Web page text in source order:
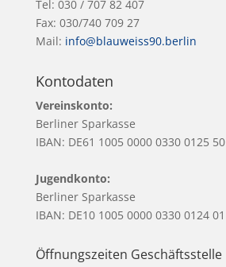
Tel: 030 / 707 82 407
Fax: 030/740 709 27
Mail: info@blauweiss90.berlin
Kontodaten
Vereinskonto:
Berliner Sparkasse
IBAN: DE61 1005 0000 0330 0125 50
Jugendkonto:
Berliner Sparkasse
IBAN: DE10 1005 0000 0330 0124 01
Öffnungszeiten Geschäftsstelle